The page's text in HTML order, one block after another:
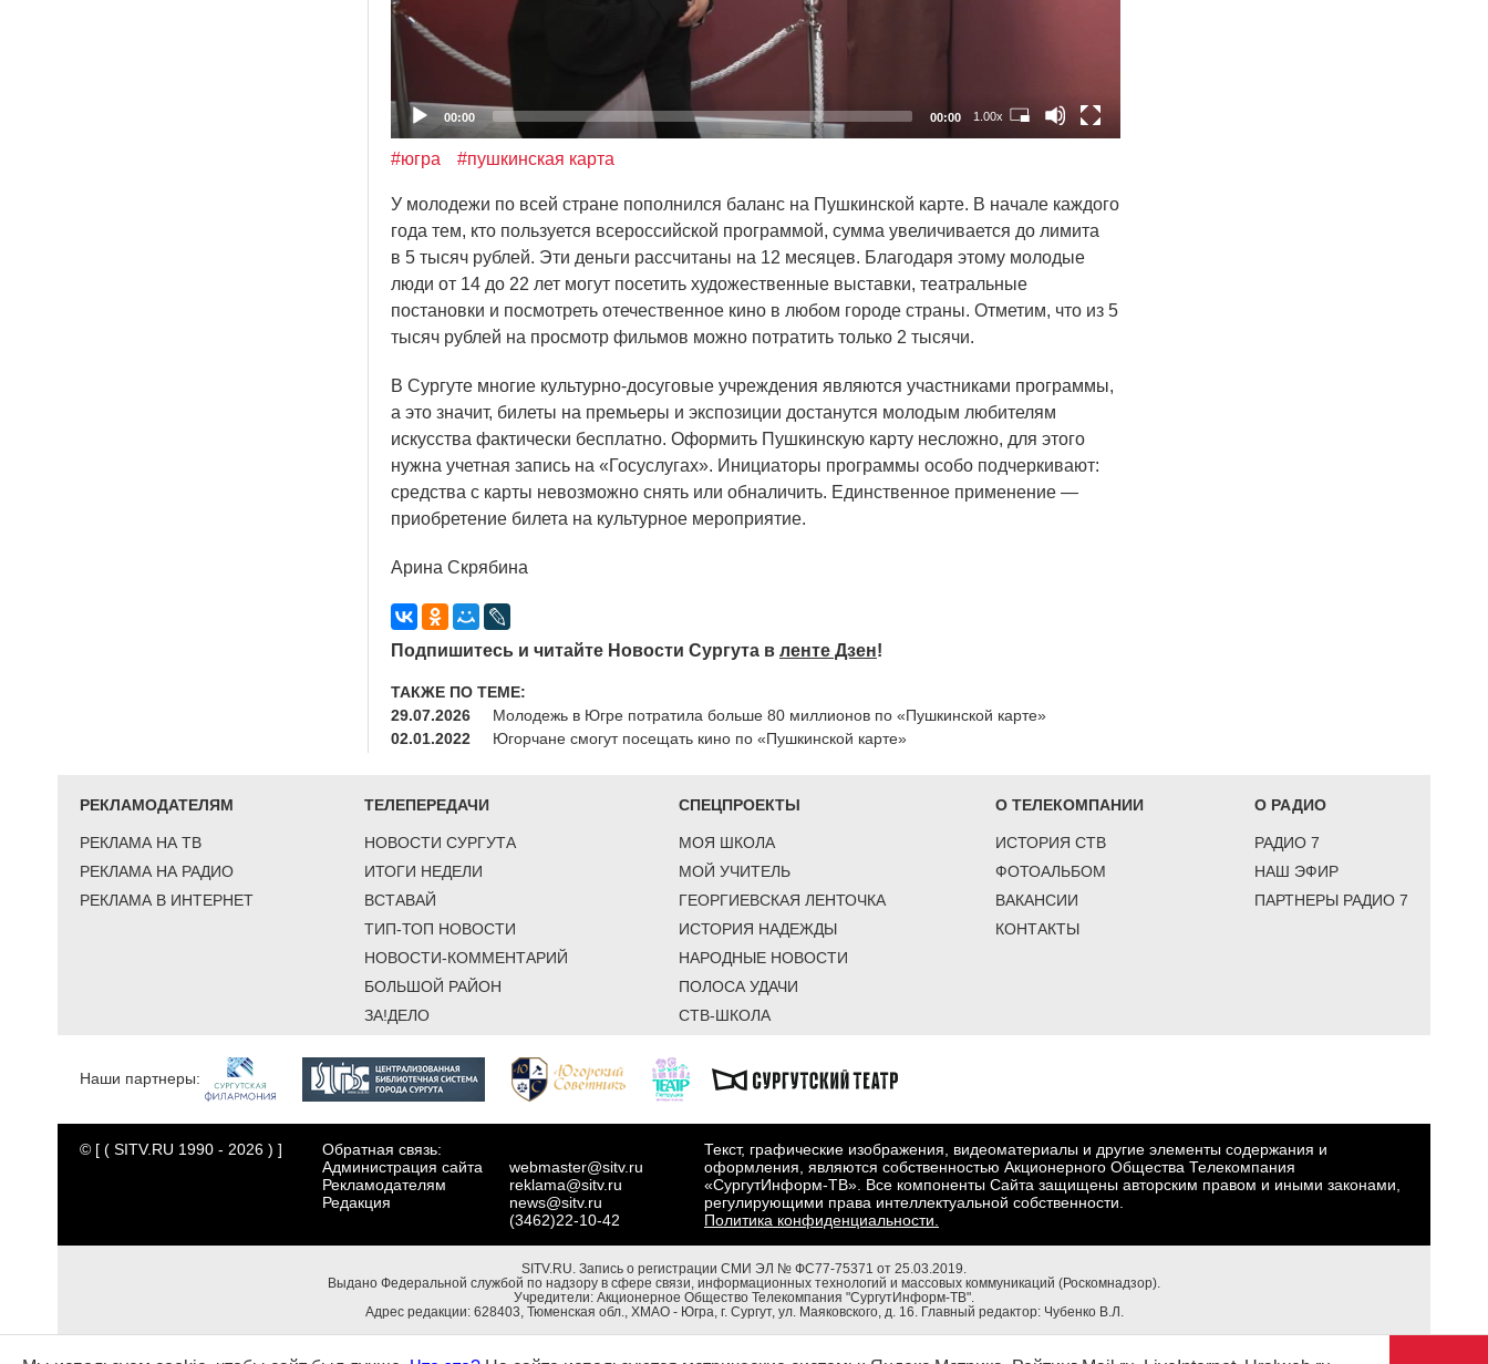
00:00 00:00 1.00x
#югра #пушкинская карта
У молодежи по всей стране пополнился баланс на Пушкинской карте. В начале каждого
года тем, кто пользуется всероссийской программой, сумма увеличивается до лимита
в 5 тысяч рублей. Эти деньги рассчитаны на 12 месяцев. Благодаря этому молодые
люди от 14 до 22 лет могут посетить художественные выставки, театральные
постановки и посмотреть отечественное кино в любом городе страны. Отметим, что из 5
тысяч рублей на просмотр фильмов можно потратить только 2 тысячи.
В Сургуте многие культурно-досуговые учреждения являются участниками программы,
а это значит, билеты на премьеры и экспозиции достанутся молодым любителям
искусства фактически бесплатно. Оформить Пушкинскую карту несложно, для этого
нужна учетная запись на «Госуслугах». Инициаторы программы особо подчеркивают:
средства с карты невозможно снять или обналичить. Единственное применение —
приобретение билета на культурное мероприятие.
Арина Скрябина
Подпишитесь и читайте Новости Сургута в ленте Дзен!
ТАКЖЕ ПО ТЕМЕ:
29.07.2026
Молодежь в Югре потратила больше 80 миллионов по «Пушкинской карте»
02.01.2022
Югорчане смогут посещать кино по «Пушкинской карте»
РЕКЛАМОДАТЕЛЯМ
РЕКЛАМА НА ТВ
РЕКЛАМА НА РАДИО
РЕКЛАМА В ИНТЕРНЕТ
ТЕЛЕПЕРЕДАЧИ
НОВОСТИ СУРГУТА
ИТОГИ НЕДЕЛИ
ВСТАВАЙ
ТИП-ТОП НОВОСТИ
НОВОСТИ-КОММЕНТАРИЙ
БОЛЬШОЙ РАЙОН
ЗА!ДЕЛО
СПЕЦПРОЕКТЫ
МОЯ ШКОЛА
МОЙ УЧИТЕЛЬ
ГЕОРГИЕВСКАЯ ЛЕНТОЧКА
ИСТОРИЯ НАДЕЖДЫ
НАРОДНЫЕ НОВОСТИ
ПОЛОСА УДАЧИ
СТВ-ШКОЛА
О ТЕЛЕКОМПАНИИ
ИСТОРИЯ СТВ
ФОТОАЛЬБОМ
ВАКАНСИИ
КОНТАКТЫ
О РАДИО
РАДИО 7
НАШ ЭФИР
ПАРТНЕРЫ РАДИО 7
Наши партнеры:
© [ ( SITV.RU 1990 - 2026 ) ]
Обратная связь:
Администрация сайта
Рекламодателям
Редакция
webmaster@sitv.ru
reklama@sitv.ru
news@sitv.ru
(3462)22-10-42
Текст, графические изображения, видеоматериалы и другие элементы содержания и
оформления, являются собственностью Акционерного Общества Телекомпания
«СургутИнформ-ТВ». Все компоненты Сайта защищены авторским правом и иными законами,
регулирующими права интеллектуальной собственности.
Политика конфиденциальности.
SITV.RU. Запись о регистрации СМИ ЭЛ № ФС77-75371 от 25.03.2019.
Выдано Федеральной службой по надзору в сфере связи, информационных технологий и массовых коммуникаций (Роскомнадзор).
Учредители: Акционерное Общество Телекомпания "СургутИнформ-ТВ".
Адрес редакции: 628403, Тюменская обл., ХМАО - Югра, г. Сургут, ул. Маяковского, д. 16. Главный редактор: Чубенко В.Л.